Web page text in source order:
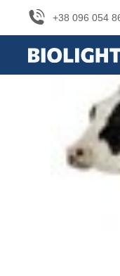
+38 096 054